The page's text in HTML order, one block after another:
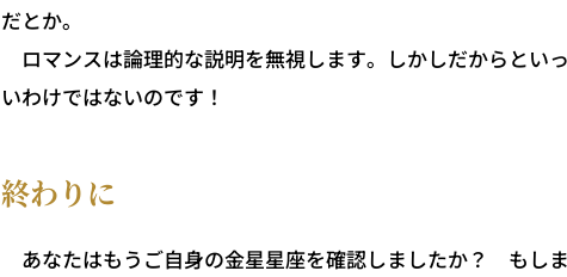
だとか。
ロマンスは論理的な説明を無視します。しかしだからとい
いわけではないのです！
終わりに
あなたはもうご自身の金星星座を確認しましたか？ もし